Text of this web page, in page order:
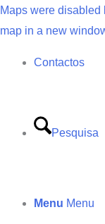
Contactos
Pesquisa
Menu Menu
Maps were disabled
map in a new